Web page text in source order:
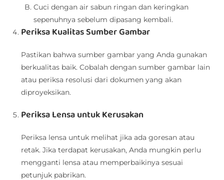
Cuci dengan air sabun ringan dan keringkan
sepenuhnya sebelum dipasang kembali.
Periksa Kualitas Sumber Gambar
Pastikan bahwa sumber gambar yang Anda gunakan
berkualitas baik. Cobalah dengan sumber gambar lain
atau periksa resolusi dari dokumen yang akan
diproyeksikan.
Periksa Lensa untuk Kerusakan
Periksa lensa untuk melihat jika ada goresan atau
retak. Jika terdapat kerusakan, Anda mungkin perlu
mengganti lensa atau memperbaikinya sesuai
petunjuk pabrikan.